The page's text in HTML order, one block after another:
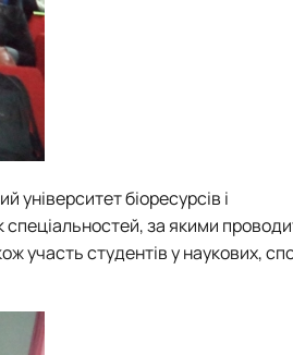
університет біоресурсів і
за якими
участь студентів у наукових,